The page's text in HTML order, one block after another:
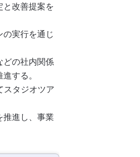
と改善提案を
実行を通じ
どの社内関係
する。
スタジオツア
推進し、事業